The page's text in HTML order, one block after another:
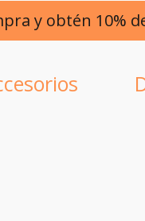
y obtén 10%